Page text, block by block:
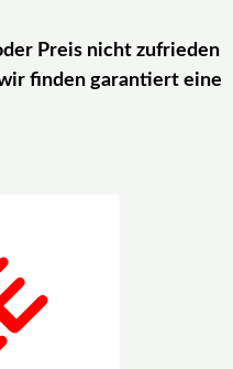
Preis nicht zufrieden
finden garantiert eine